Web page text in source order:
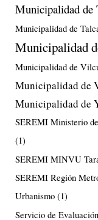
Municipalidad de
Municipalidad de
Municipalidad
Municipalidad de
Municipalidad de
Municipalidad de
SEREMI Ministerio
(1)
SEREMI MINVU
SEREMI Región
Urbanismo (1)
Servicio de